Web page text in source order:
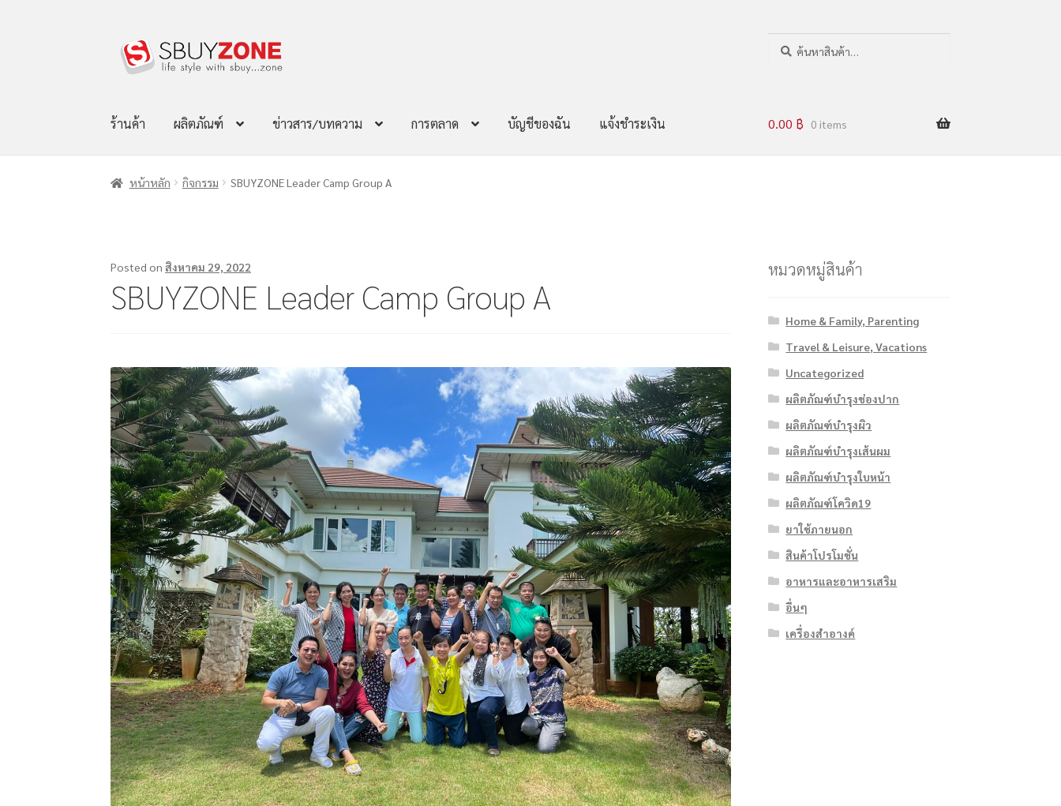
ร้านค้า ผลิตภัณฑ์ ข่าวสาร/บทความ การตลาด บัญชีของฉัน แจ้งชำระเงิน 0.00 ฿ 0 items
หน้าหลัก กิจกรรม SBUYZONE Leader Camp Group A
Posted onสิงหาคม 29, 2022
SBUYZONE Leader Camp Group A
หมวดหมู่สินค้า
Home & Family, Parenting
Travel & Leisure, Vacations
Uncategorized
ผลิตภัณฑ์บำรุงช่องปาก
ผลิตภัณฑ์บำรุงผิว
ผลิตภัณฑ์บำรุงเส้นผม
ผลิตภัณฑ์บำรุงใบหน้า
ผลิตภัณฑ์โควิด19
ยาใช้ภายนอก
สินค้าโปรโมชั่น
อาหารและอาหารเสริม
อื่นๆ
เครื่องสำอางค์